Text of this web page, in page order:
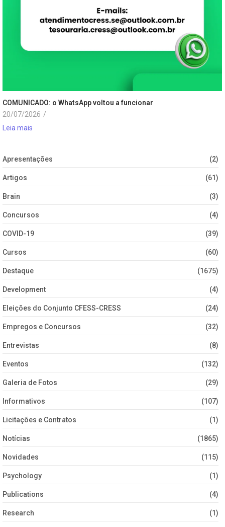
COMUNICADO: o WhatsApp voltou a funcionar
20/07/2026 /
Leia mais
Apresentações (2)
Artigos (61)
Brain (3)
Concursos (4)
COVID-19 (39)
Cursos (60)
Destaque (1675)
Development (4)
Eleições do Conjunto CFESS-CRESS (24)
Empregos e Concursos (32)
Entrevistas (8)
Eventos (132)
Galeria de Fotos (29)
Informativos (107)
Licitações e Contratos (1)
Notícias (1865)
Novidades (115)
Psychology (1)
Publications (4)
Research (1)